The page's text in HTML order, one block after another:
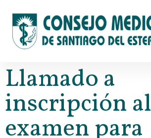
Llamado a
inscripción al
examen para